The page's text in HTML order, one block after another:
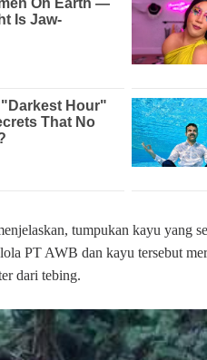
tumpukan kayu yang
PT AWB dan kayu tersebut
dari tebing.